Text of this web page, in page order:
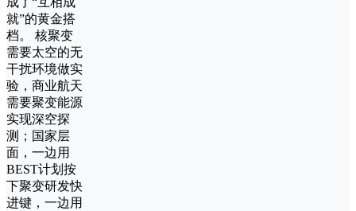
就”的黄金搭
档。 核聚变
需要太空的无
干扰环境做实
验，商业航天
需要聚变能源
实现深空探
测；国家层
面，一边用
BEST计划按
下聚变研发快
进键，一边用